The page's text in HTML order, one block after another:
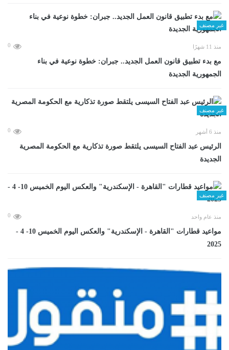
غير مصنف
منذ 11 شهرًا 0
مع بدء تطبيق قانون العمل الجديد.. جبران: خطوة نوعية في بناء
الجمهورية الجديدة
غير مصنف
منذ 6 أشهر 0
الرئيس عبد الفتاح السيسى يلتقط صورة تذكارية مع الحكومة المصرية
الجديدة
غير مصنف
منذ عام واحد 0
مواعيد قطارات "القاهرة - الإسكندرية" والعكس اليوم الخميس 10- 4 -
2025